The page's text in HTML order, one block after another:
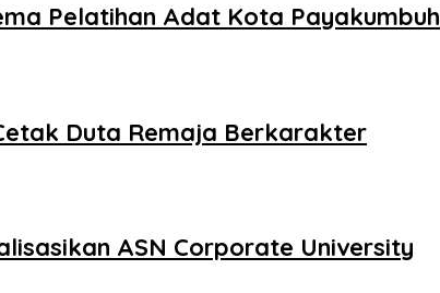
Pelatihan Adat Kota Payakumbuh
Duta Remaja Berkarakter
ASN Corporate University